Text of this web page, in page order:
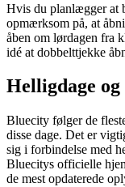
Hvis du planlægger at
opmærksom på, at
åben om lørdagen fra
idé at dobbelttjekke
Helligdage
Bluecity følger de
disse dage. Det er
sig i forbindelse med
Bluecitys officielle
de mest opdaterede